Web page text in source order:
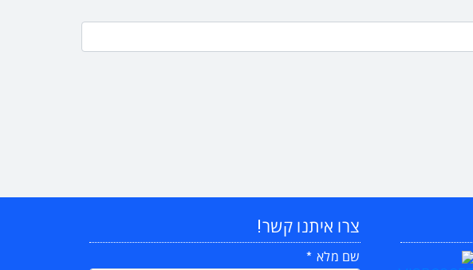
צרו איתנו קשר!
שם מלא